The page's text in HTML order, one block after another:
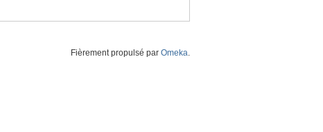
Fièrement propulsé par Omeka.